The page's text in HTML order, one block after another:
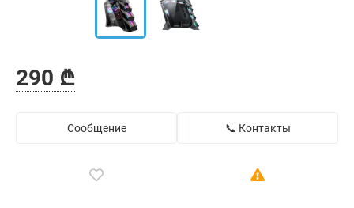
290 ₾
Сообщение 📞 Контакты